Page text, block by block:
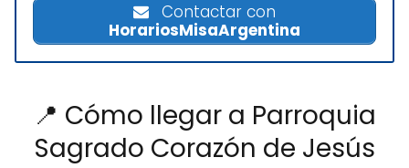
Contactar con
HorariosMisaArgentina
📍 Cómo llegar a Parroquia
Sagrado Corazón de Jesús